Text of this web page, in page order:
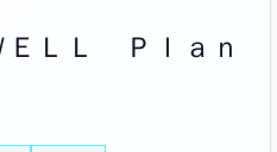
ＥＬＬ Ｐｌａｎ